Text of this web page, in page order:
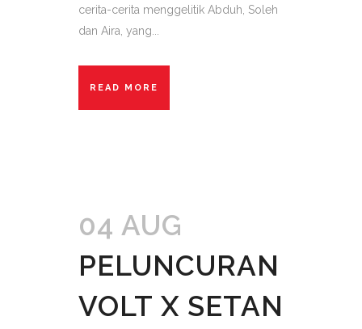
cerita-cerita menggelitik Abduh, Soleh
dan Aira, yang...
READ MORE
04 AUG
PELUNCURAN
VOLT X SETAN